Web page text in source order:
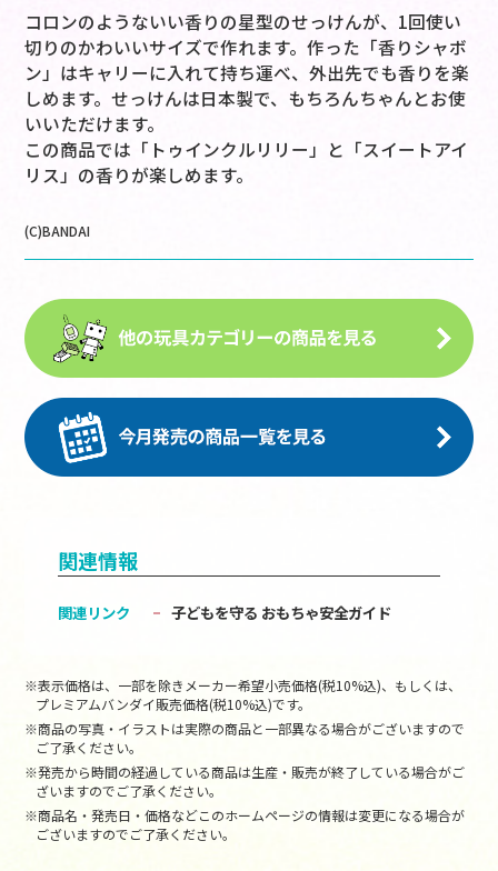
コロンのようないい香りの星型のせっけんが、1回使い
切りのかわいいサイズで作れます。作った「香りシャボ
ン」はキャリーに入れて持ち運べ、外出先でも香りを楽
しめます。せっけんは日本製で、もちろんちゃんとお使
いいただけます。
この商品では「トゥインクルリリー」と「スイートアイ
リス」の香りが楽しめます。
(C)BANDAI
関連情報
関連リンク 子どもを守る おもちゃ安全ガイド
※表示価格は、一部を除きメーカー希望小売価格(税10%込)、もしくは、
プレミアムバンダイ販売価格(税10%込)です。
※商品の写真・イラストは実際の商品と一部異なる場合がございますので
ご了承ください。
※発売から時間の経過している商品は生産・販売が終了している場合がご
ざいますのでご了承ください。
※商品名・発売日・価格などこのホームページの情報は変更になる場合が
ございますのでご了承ください。